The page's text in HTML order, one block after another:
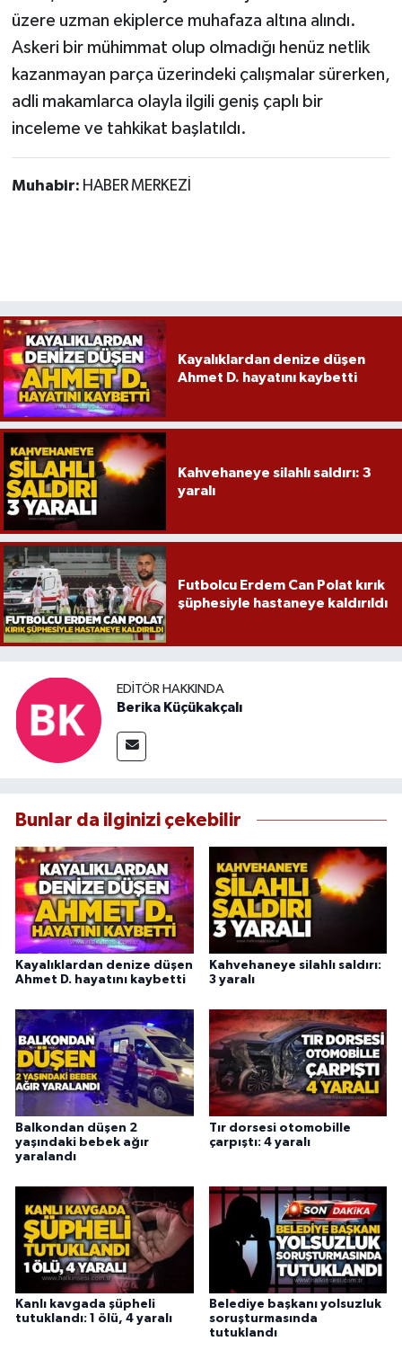
üzere uzman ekiplerce muhafaza altına alındı.
Askeri bir mühimmat olup olmadığı henüz netlik
kazanmayan parça üzerindeki çalışmalar sürerken,
adli makamlarca olayla ilgili geniş çaplı bir
inceleme ve tahkikat başlatıldı.
Muhabir: HABER MERKEZİ
Kayalıklardan denize düşen
Ahmet D. hayatını kaybetti
Kahvehaneye silahlı saldırı: 3
yaralı
Futbolcu Erdem Can Polat kırık
şüphesiyle hastaneye kaldırıldı
EDITÖR HAKKINDA
Berika Küçükakçalı
Bunlar da ilginizi çekebilir
Kayalıklardan denize düşen
Ahmet D. hayatını kaybetti
Kahvehaneye silahlı saldırı:
3 yaralı
Balkondan düşen 2
yaşındaki bebek ağır
yaralandı
Tır dorsesi otomobille
çarpıştı: 4 yaralı
Kanlı kavgada şüpheli
tutuklandı: 1 ölü, 4 yaralı
Belediye başkanı yolsuzluk
soruşturmasında
tutuklandı